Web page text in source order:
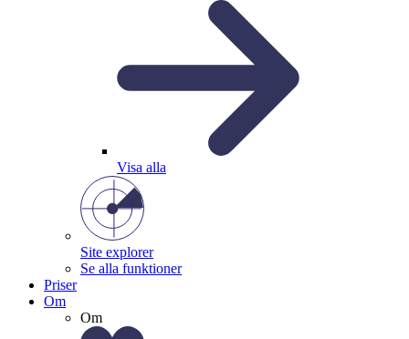
Visa alla
Site explorer
Se alla funktioner
Priser
Om
Om